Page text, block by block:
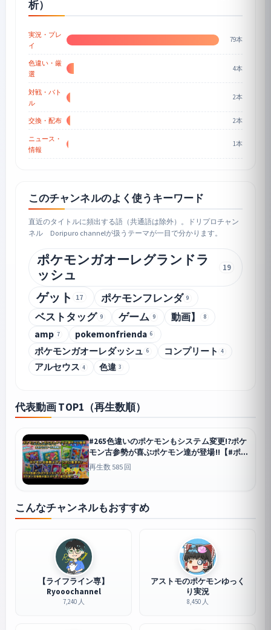
析）
実況・プレ
イ
79本
色違い・厳
選
4本
対戦・バト
ル
2本
交換・配布 2本
ニュース・
情報
1本
このチャンネルのよく使うキーワード
直近のタイトルに頻出する語（共通語は除外）。ドリプロチャン
ネル Doripuro channelが扱うテーマが一目で分かります。
ポケモンガオーレグランドラ
ッシュ
19
ゲット 17 ポケモンフレンダ 9
ベストタッグ 9 ゲーム 9 動画】 8
amp 7 pokemonfrienda 6
ポケモンガオーレダッシュ 6 コンプリート 4
アルセウス 4 色違 3
代表動画 TOP1（再生数順）
#265色違いのポケモンもシステム変更!?ポケ
モン古参勢が喜ぶポケモン達が登場!!【#ポケ
モンフレンダ(#pokemonfrienda)ベストタ
ッグ5弾】
再生数 585 回
こんなチャンネルもおすすめ
【ライフライン専】
Ryooochannel
7,240 人
アストモのポケモンゆっく
り実況
8,450 人